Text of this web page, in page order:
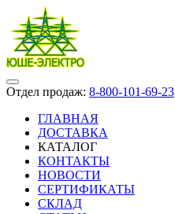
Отдел продаж: 8-800-101-69-23
ГЛАВНАЯ
ДОСТАВКА
КАТАЛОГ
КОНТАКТЫ
НОВОСТИ
СЕРТИФИКАТЫ
СКЛАД